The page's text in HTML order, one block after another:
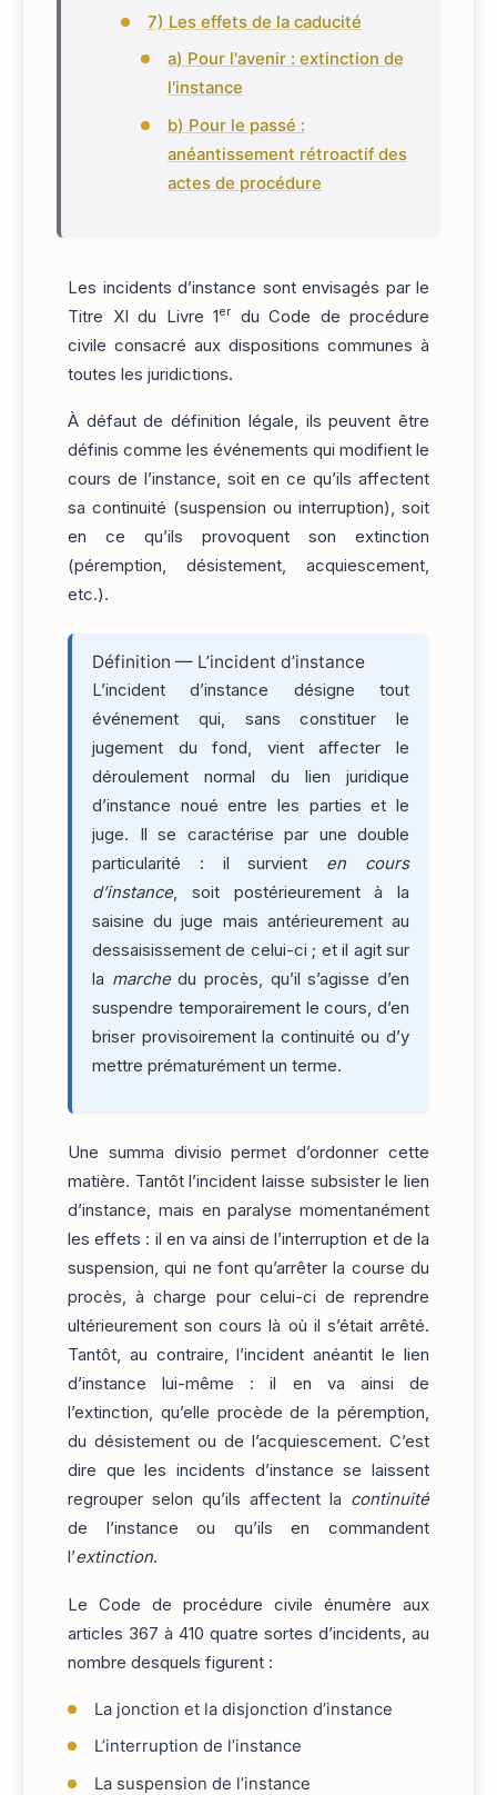
7) Les effets de la caducité
a) Pour l'avenir : extinction de
l'instance
b) Pour le passé :
anéantissement rétroactif des
actes de procédure
Les incidents d’instance sont envisagés par le
Titre XI du Livre 1er
du Code de procédure
civile consacré aux dispositions communes à
toutes les juridictions.
À défaut de définition légale, ils peuvent être
définis comme les événements qui modifient le
cours de l’instance, soit en ce qu’ils affectent
sa continuité (suspension ou interruption), soit
en ce qu’ils provoquent son extinction
(péremption, désistement, acquiescement,
etc.).
Définition — L’incident d’instance
L’incident d’instance désigne tout
événement qui, sans constituer le
jugement du fond, vient affecter le
déroulement normal du lien juridique
d’instance noué entre les parties et le
juge. Il se caractérise par une double
particularité : il survient en cours
d’instance, soit postérieurement à la
saisine du juge mais antérieurement au
dessaisissement de celui-ci ; et il agit sur
la marchedu procès, qu’il s’agisse d’en
suspendre temporairement le cours, d’en
briser provisoirement la continuité ou d’y
mettre prématurément un terme.
Une summa divisio permet d’ordonner cette
matière. Tantôt l’incident laisse subsister le lien
d’instance, mais en paralyse momentanément
les effets : il en va ainsi de l’interruption et de la
suspension, qui ne font qu’arrêter la course du
procès, à charge pour celui-ci de reprendre
ultérieurement son cours là où il s’était arrêté.
Tantôt, au contraire, l’incident anéantit le lien
d’instance lui-même : il en va ainsi de
l’extinction, qu’elle procède de la péremption,
du désistement ou de l’acquiescement. C’est
dire que les incidents d’instance se laissent
regrouper selon qu’ils affectent la continuité
de l’instance ou qu’ils en commandent
l’extinction.
Le Code de procédure civile énumère aux
articles 367 à 410 quatre sortes d’incidents, au
nombre desquels figurent :
La jonction et la disjonction d’instance
L’interruption de l’instance
La suspension de l’instance